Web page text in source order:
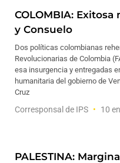
COLOMBIA:
y Consuelo
Dos políticas colombianas
Revolucionarias de Colombia
esa insurgencia y entregadas
humanitaria del gobierno de
Cruz
Corresponsal de IPS 10
PALESTINA: